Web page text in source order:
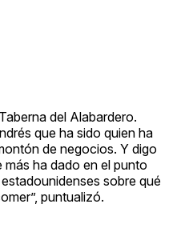
del Alabardero.
que ha sido quien ha
de negocios. Y digo
ha dado en el punto
sobre qué
puntualizó.